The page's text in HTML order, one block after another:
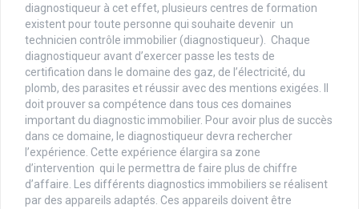
diagnostiqueur à cet effet, plusieurs centres de formation
existent pour toute personne qui souhaite devenir un
technicien contrôle immobilier (diagnostiqueur). Chaque
diagnostiqueur avant d’exercer passe les tests de
certification dans le domaine des gaz, de l’électricité, du
plomb, des parasites et réussir avec des mentions exigées. Il
doit prouver sa compétence dans tous ces domaines
important du diagnostic immobilier. Pour avoir plus de succès
dans ce domaine, le diagnostiqueur devra rechercher
l’expérience. Cette expérience élargira sa zone
d’intervention qui le permettra de faire plus de chiffre
d’affaire. Les différents diagnostics immobiliers se réalisent
par des appareils adaptés. Ces appareils doivent être